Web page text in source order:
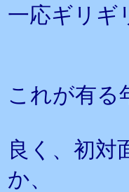
一応ギリギ
これが有る
良く、初対
か、